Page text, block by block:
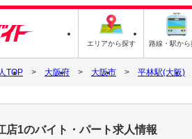
エリアから探す 路線・駅から
TOP 大阪府 大阪市 平林駅(大阪)
店1のバイト・パート求人情報